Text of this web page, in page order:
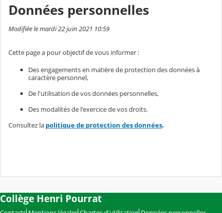
Données personnelles
Modifiée le mardi 22 juin 2021 10:59
Cette page a pour objectif de vous informer :
Des engagements en matière de protection des données à
caractère personnel,
De l'utilisation de vos données personnelles,
Des modalités de l'exercice de vos droits.
Consultez la politique de protection des données.
Collège Henri Pourrat